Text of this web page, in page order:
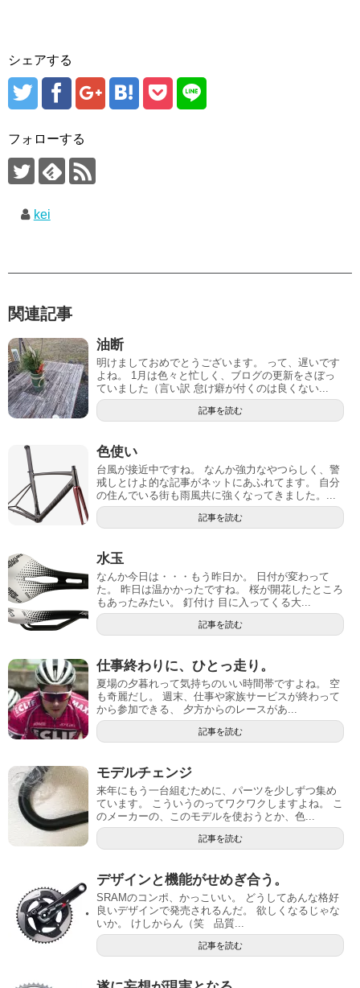
シェアする
フォローする
kei
関連記事
油断
明けましておめでとうございます。 って、遅いです
よね。 1月は色々と忙しく、ブログの更新をさぼっ
ていました（言い訳 怠け癖が付くのは良くない...
記事を読む
色使い
台風が接近中ですね。 なんか強力なやつらしく、警
戒しとけよ的な記事がネットにあふれてます。 自分
の住んでいる街も雨風共に強くなってきました。...
記事を読む
水玉
なんか今日は・・・もう昨日か。 日付が変わって
た。 昨日は温かかったですね。 桜が開花したところ
もあったみたい。 釘付け 目に入ってくる大...
記事を読む
仕事終わりに、ひとっ走り。
夏場の夕暮れって気持ちのいい時間帯ですよね。 空
も奇麗だし。 週末、仕事や家族サービスが終わって
から参加できる、 夕方からのレースがあ...
記事を読む
モデルチェンジ
来年にもう一台組むために、パーツを少しずつ集め
ています。 こういうのってワクワクしますよね。 こ
のメーカーの、このモデルを使おうとか、色...
記事を読む
デザインと機能がせめぎ合う。
SRAMのコンポ、かっこいい。 どうしてあんな格好
良いデザインで発売されるんだ。 欲しくなるじゃな
いか。 けしからん（笑 品質...
記事を読む